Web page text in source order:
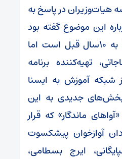
هیات‌وزیران در پاسخ به
این موضوع گفته بود
که این سوال مربوط به ۱۰سال قبل است اما
تهیه‌کننده برنامه
شبکه آموزش به ایسنا
جدیدی به این
ماندگار» که قرار
آوازخوان پیشکسوت
ایرج بسطامی،